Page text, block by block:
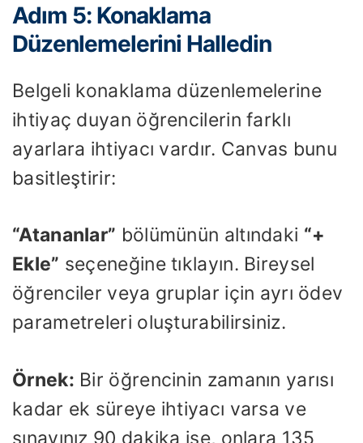
Adım 5: Konaklama
Düzenlemelerini Halledin
Belgeli konaklama düzenlemelerine
ihtiyaç duyan öğrencilerin farklı
ayarlara ihtiyacı vardır. Canvas bunu
basitleştirir:
“Atananlar” bölümünün altındaki “+
Ekle” seçeneğine tıklayın. Bireysel
öğrenciler veya gruplar için ayrı ödev
parametreleri oluşturabilirsiniz.
Örnek: Bir öğrencinin zamanın yarısı
kadar ek süreye ihtiyacı varsa ve
sınavınız 90 dakika ise, onlara 135